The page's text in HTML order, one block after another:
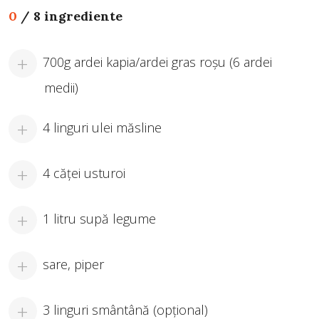
0 / 8 ingrediente
700g ardei kapia/ardei gras roșu (6 ardei
medii)
4 linguri ulei măsline
4 căței usturoi
1 litru supă legume
sare, piper
3 linguri smântână (opțional)